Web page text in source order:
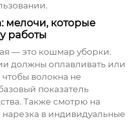
мелочи, которые
работы
— это кошмар уборки.
должны оплавливать или
волокна не
показатель
Также смотрю на
нарезка в индивидуальные